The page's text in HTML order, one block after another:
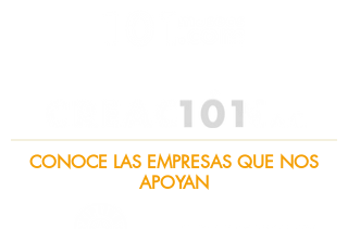
CONOCE LAS EMPRESAS QUE NOS
APOYAN